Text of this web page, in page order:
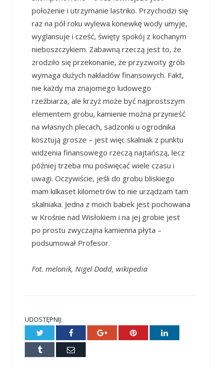
położenie i utrzymanie lastriko. Przychodzi się
raz na pół roku wylewa konewkę wody umyje,
wyglansuje i cześć, święty spokój z kochanym
nieboszczykiem. Zabawną rzeczą jest to, że
zrodziło się przekonanie, że przyzwoity grób
wymaga dużych nakładów finansowych. Fakt,
nie każdy ma znajomego ludowego
rzeźbiarza, ale krzyż może być najprostszym
elementem grobu, kamienie można przynieść
na własnych plecach, sadzonki u ogrodnika
kosztują grosze – jest więc skalniak z punktu
widzenia finansowego rzeczą najtańszą, lecz
później trzeba mu poświęcać wiele czasu i
uwagi. Oczywiście, jeśli do grobu bliskiego
mam kilkaset kilometrów to nie urządzam tam
skalniaka. Jedna z moich babek jest pochowana
w Krośnie nad Wisłokiem i na jej grobie jest
po prostu zwyczajna kamienna płyta –
podsumował Profesor.
Fot. melonik, Nigel Dodd, wikipedia
UDOSTĘPNIJ:
Twitter Facebook Google+ Pinterest LinkedIn
Tumblr
E-